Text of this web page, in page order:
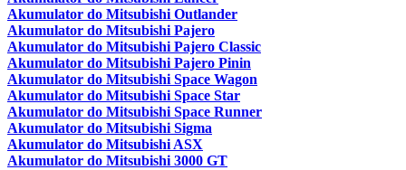
Akumulator do Mitsubishi Outlander
Akumulator do Mitsubishi Pajero
Akumulator do Mitsubishi Pajero Classic
Akumulator do Mitsubishi Pajero Pinin
Akumulator do Mitsubishi Space Wagon
Akumulator do Mitsubishi Space Star
Akumulator do Mitsubishi Space Runner
Akumulator do Mitsubishi Sigma
Akumulator do Mitsubishi ASX
Akumulator do Mitsubishi 3000 GT